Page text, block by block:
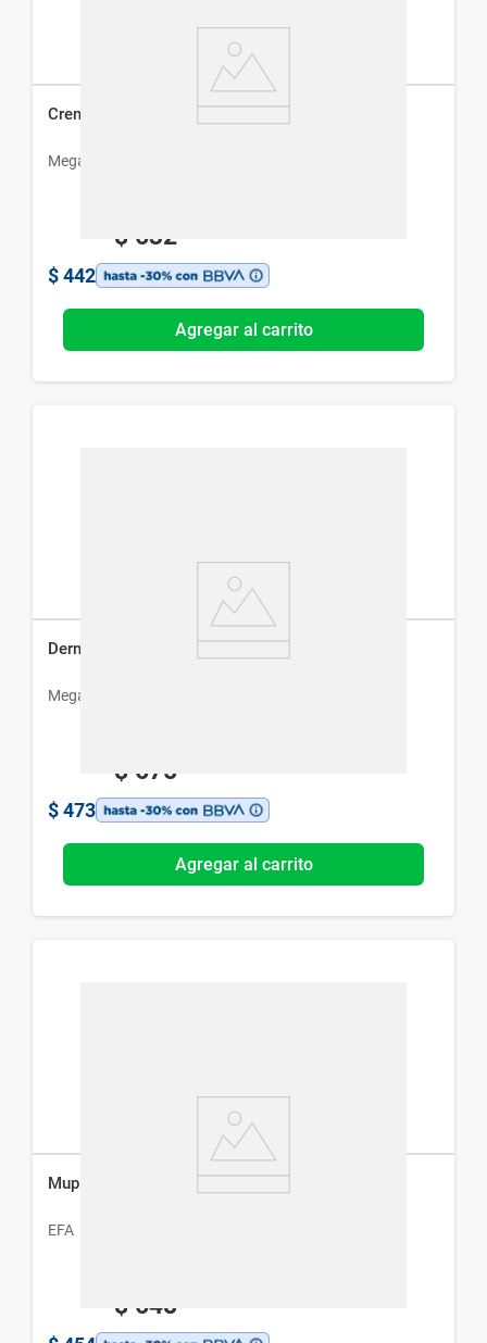
Crema Micolis x 20 g
Megalabs
$ 632
$ 442
Agregar al carrito
Dermocrema Regenerativa x 50 g
Megalabs
$ 675
$ 473
Agregar al carrito
Mupirin en Crema x 15 g
EFA
$ 648